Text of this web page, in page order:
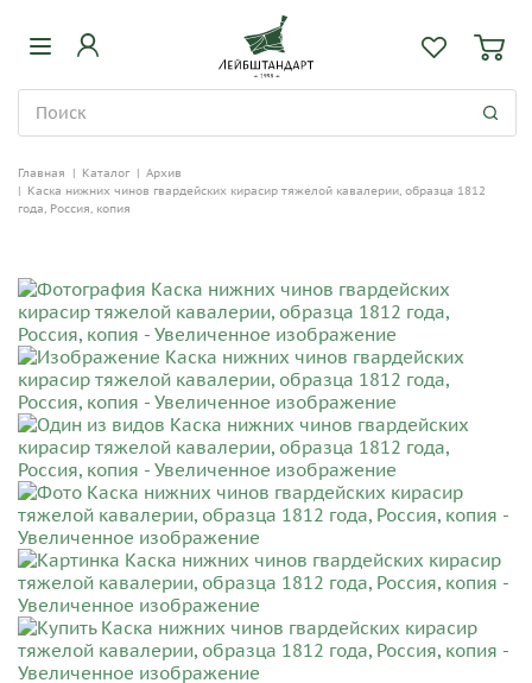
Главная | Каталог | Архив
| Каска нижних чинов гвардейских кирасир тяжелой кавалерии, образца 1812
года, Россия, копия